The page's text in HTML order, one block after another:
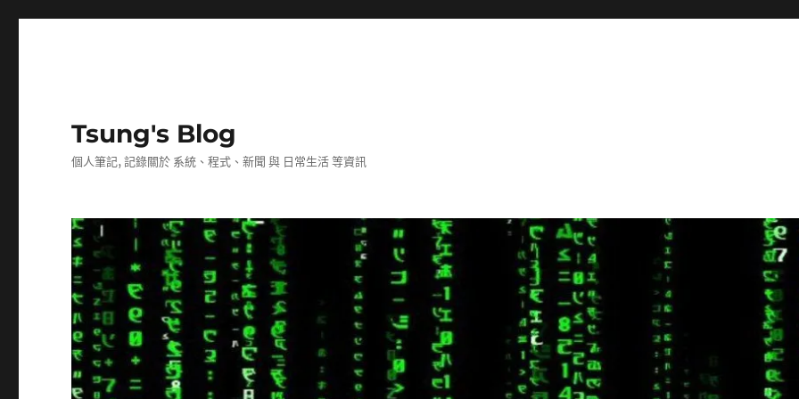
Tsung's Blog
個人筆記, 記錄關於 系統、程式、新聞 與 日常生活 等資訊